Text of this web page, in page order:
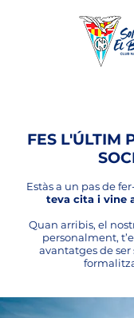
FES L'ÚLTIM
Estàs a un pas de
teva cita i vine
Quan arribis, el
personalment,
avantatges de ser